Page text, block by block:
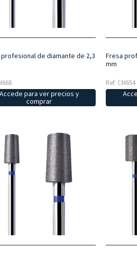
de diamante de 2,3
Accede para ver precios y
comprar
Fresa
mm
Ref: CM654